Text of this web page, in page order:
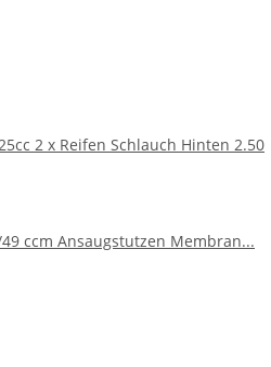
2 x Reifen Schlauch Hinten 2.50